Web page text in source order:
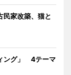
家改築、猫と
ング」 4テーマ